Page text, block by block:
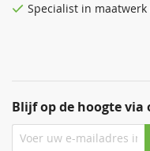
Blijf op de hoogte via
Specialist in